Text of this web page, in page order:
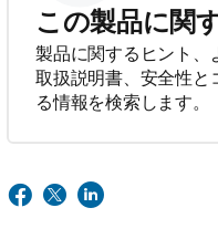
この製品に関
製品に関するヒント、
取扱説明書、安全性と
る情報を検索します。